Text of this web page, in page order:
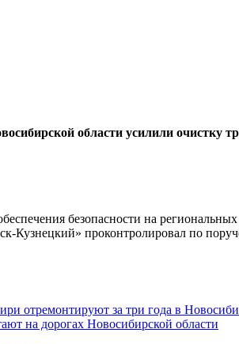
области усилили очистку
безопасности на
Кузнецкий» проконтролировал по
отремонтируют за три года в
на дорогах Новосибирской области